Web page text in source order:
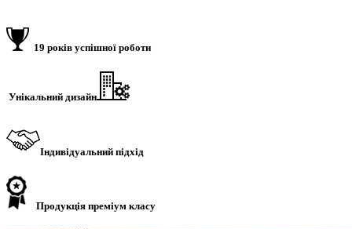
19 років успішної роботи
Унікальний дизайн
Індивідуальний підхід
Продукція преміум класу